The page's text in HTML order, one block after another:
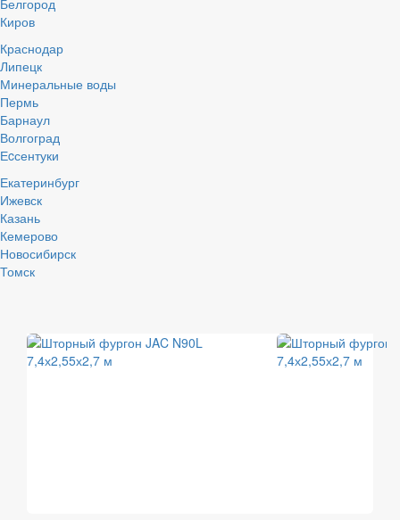
Белгород
Киров
Краснодар
Липецк
Минеральные воды
Пермь
Барнаул
Волгоград
Еcсентуки
Екатеринбург
Ижевск
Казань
Кемерово
Новосибирск
Томск